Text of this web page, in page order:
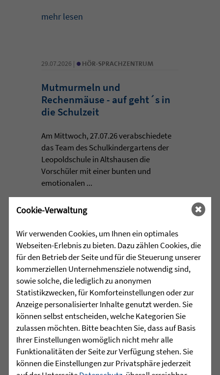
mehr lesen
29.07.2026 | • HÖR-SPRACHZENTRUM
Mutmurmeln und
Rechenmäuse - auf geht´s in
die Schulzeit
Am Mittwoch, 27.07.26 verabschiedete
das Team des Schulkindergartens der
Leopoldschule in Altshausen die
Vorschüler mit einer bunten und
emotionalen ...
mehr lesen
•
220 Kinder verwandeln
Arnach in eine bunte
Zirkuswelt - kannst Du nicht
war gestern
Eine Woche lang herrschte in Arnach
ganz besondere Zirkusluft: Gemeinsam
haben die Sprachheilschule Arnach der
Zieglerschen, die Grundschule Arnach
Cookie-Verwaltung
Wir verwenden Cookies, um Ihnen ein optimales
Webseiten-Erlebnis zu bieten. Dazu zählen Cookies, die
für den Betrieb der Seite und für die Steuerung unserer
kommerziellen Unternehmensziele notwendig sind,
sowie solche, die lediglich zu anonymen
Statistikzwecken, für Komforteinstellungen oder zur
Anzeige personalisierter Inhalte genutzt werden. Sie
können selbst entscheiden, welche Kategorien Sie
zulassen möchten. Bitte beachten Sie, dass auf Basis
Ihrer Einstellungen womöglich nicht mehr alle
Funktionalitäten der Seite zur Verfügung stehen. Sie
können die Einstellungen zur Privatsphäre jederzeit